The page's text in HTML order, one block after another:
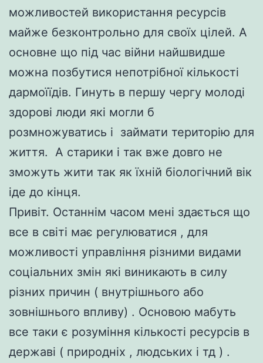
можливостей використання ресурсів
майже безконтрольно для своїх цілей. А
основне що під час війни найшвидше
можна позбутися непотрібної кількості
дармоїїдів. Гинуть в першу чергу молоді
здорові люди які могли б
розмножуватись і займати територію для
життя. А старики і так вже довго не
зможуть жити так як їхній біологічний вік
іде до кінця.
Привіт. Останнім часом мені здається що
все в світі має регулюватися , для
можливості управління різними видами
соціальних змін які виникають в силу
різних причин ( внутрішнього або
зовнішнього впливу) . Основою мабуть
все таки є розуміння кількості ресурсів в
державі ( природніх , людських і тд ) .